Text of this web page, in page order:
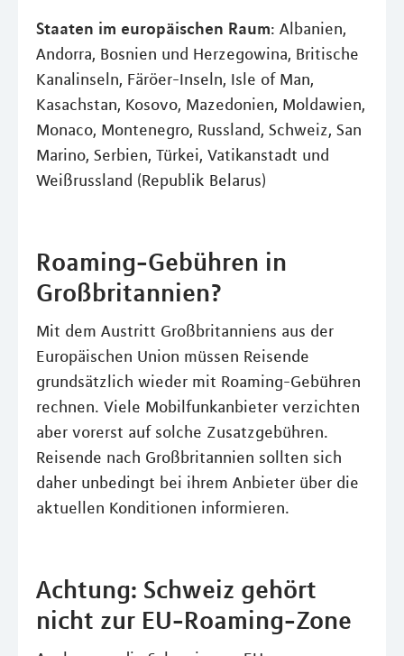
Staaten im europäischen Raum: Albanien,
Andorra, Bosnien und Herzegowina, Britische
Kanalinseln, Färöer-Inseln, Isle of Man,
Kasachstan, Kosovo, Mazedonien, Moldawien,
Monaco, Montenegro, Russland, Schweiz, San
Marino, Serbien, Türkei, Vatikanstadt und
Weißrussland (Republik Belarus)
Roaming-Gebühren in
Großbritannien?
Mit dem Austritt Großbritanniens aus der
Europäischen Union müssen Reisende
grundsätzlich wieder mit Roaming-Gebühren
rechnen. Viele Mobilfunkanbieter verzichten
aber vorerst auf solche Zusatzgebühren.
Reisende nach Großbritannien sollten sich
daher unbedingt bei ihrem Anbieter über die
aktuellen Konditionen informieren.
Achtung: Schweiz gehört
nicht zur EU-Roaming-Zone